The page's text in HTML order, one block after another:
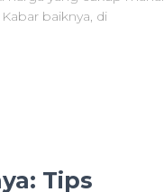
baiknya, di
Tips